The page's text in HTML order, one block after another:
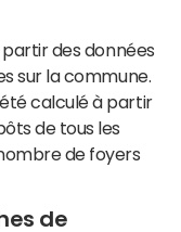
des données
sur la commune.
calculé à partir
de tous les
de foyers
de